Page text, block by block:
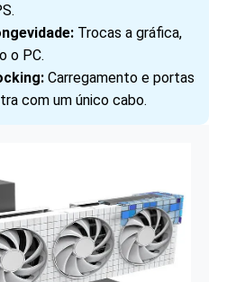
Trocas a gráfica,
o PC.
Carregamento e portas
com um único cabo.